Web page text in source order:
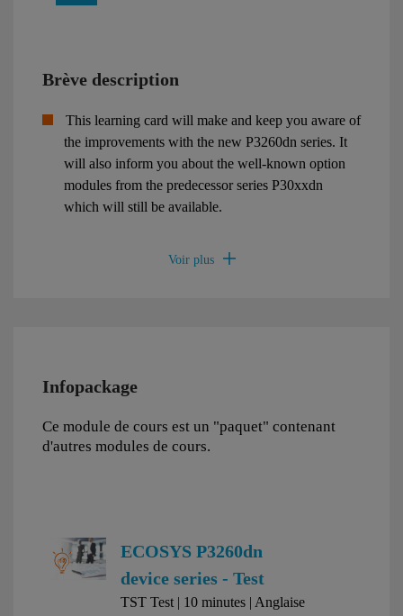
Brève description
This learning card will make and keep you aware of
the improvements with the new P3260dn series. It
will also inform you about the well-known option
modules from the predecessor series P30xxdn
which will still be available.
Infopackage
Ce module de cours est un "paquet" contenant
d'autres modules de cours.
ECOSYS P3260dn
device series - Test
TST Test | 10 minutes | Anglaise